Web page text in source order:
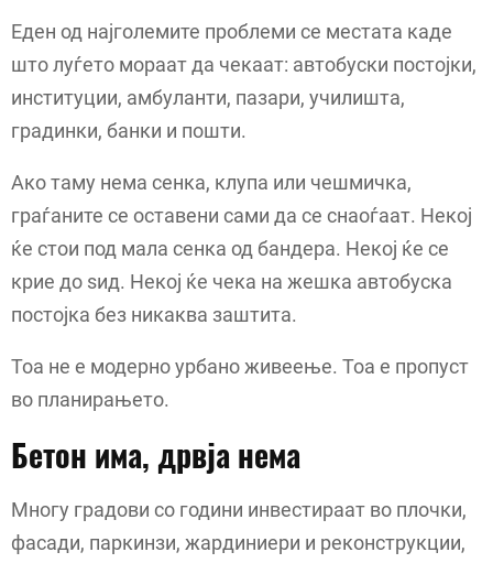
Еден од најголемите проблеми се местата каде
што луѓето мораат да чекаат: автобуски постојки,
институции, амбуланти, пазари, училишта,
градинки, банки и пошти.
Ако таму нема сенка, клупа или чешмичка,
граѓаните се оставени сами да се снаоѓаат. Некој
ќе стои под мала сенка од бандера. Некој ќе се
крие до ѕид. Некој ќе чека на жешка автобуска
постојка без никаква заштита.
Тоа не е модерно урбано живеење. Тоа е пропуст
во планирањето.
Бетон има, дрвја нема
Многу градови со години инвестираат во плочки,
фасади, паркинзи, жардиниери и реконструкции,